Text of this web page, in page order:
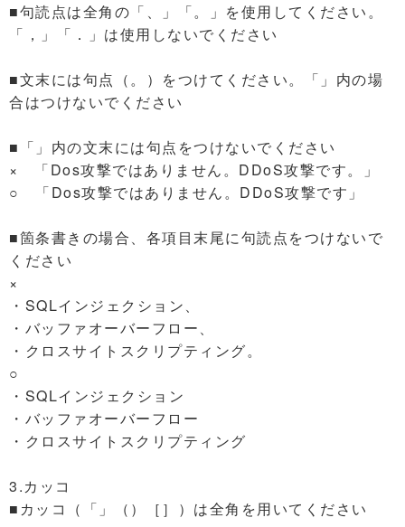
■句読点は全角の「、」「。」を使用してください。
「，」「．」は使用しないでください
■文末には句点（。）をつけてください。「」内の場
合はつけないでください
■「」内の文末には句点をつけないでください
× 「Dos攻撃ではありません。DDoS攻撃です。」
○ 「Dos攻撃ではありません。DDoS攻撃です」
■箇条書きの場合、各項目末尾に句読点をつけないで
ください
×
・SQLインジェクション、
・バッファオーバーフロー、
・クロスサイトスクリプティング。
○
・SQLインジェクション
・バッファオーバーフロー
・クロスサイトスクリプティング
3.カッコ
■カッコ（「」（）［］）は全角を用いてください